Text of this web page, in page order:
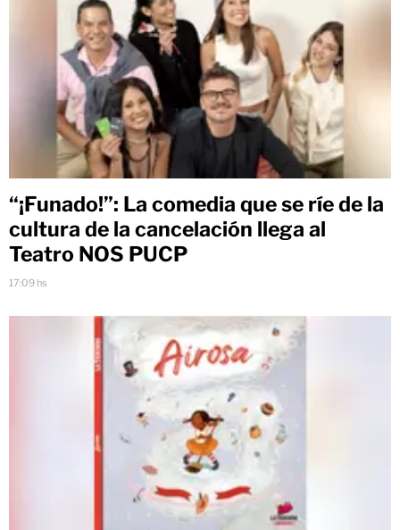
“¡Funado!”: La comedia que se ríe de la
cultura de la cancelación llega al
Teatro NOS PUCP
17:09 hs